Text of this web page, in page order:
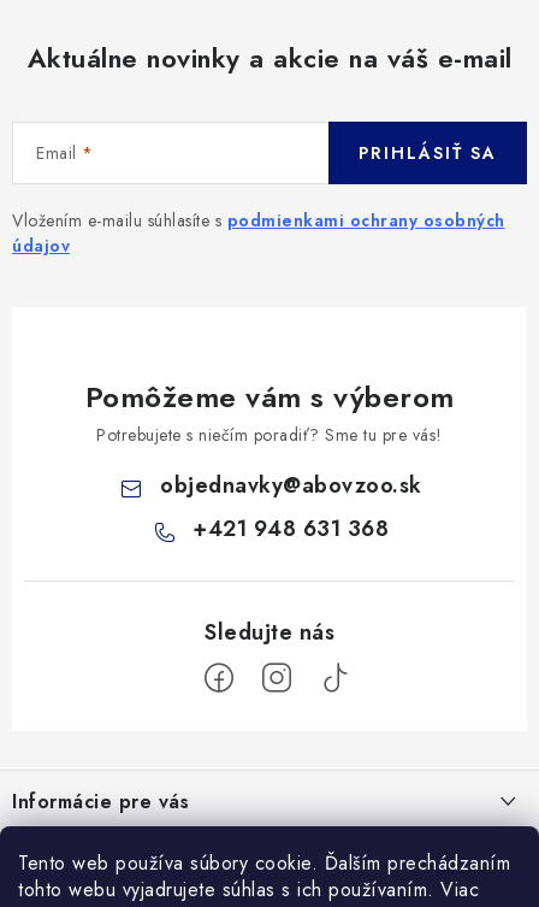
Tento web používa súbory cookie. Ďalším prechádzaním
tohto webu vyjadrujete súhlas s ich používaním. Viac
Aktuálne novinky a akcie na váš e-mail
Email
Vložením e-mailu súhlasíte s podmienkami ochrany osobných
údajov
PRIHLÁSIŤ SA
Pomôžeme vám s výberom
Potrebujete s niečím poradiť? Sme tu pre vás!
objednavky@abovzoo.sk
+421 948 631 368
p
ä
Informácie pre vás
Podmienky ochrany osobných údajov
Prijímame online platby